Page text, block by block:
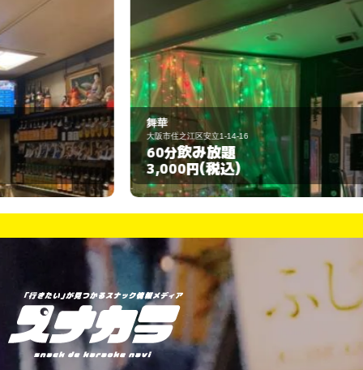
舞華
大阪市住之江区安立1-14-16
60分飲み放題
3,000円(税込)
大